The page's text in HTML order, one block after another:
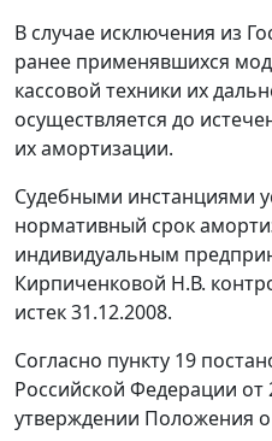
В случае исключения из
ранее применявшихся
кассовой техники их
осуществляется до
их амортизации.
Судебными инстанциями
нормативный срок
индивидуальным
Кирпиченковой Н.В.
истек 31.12.2008.
Согласно пункту 19
Российской Федерации от
утверждении Положения